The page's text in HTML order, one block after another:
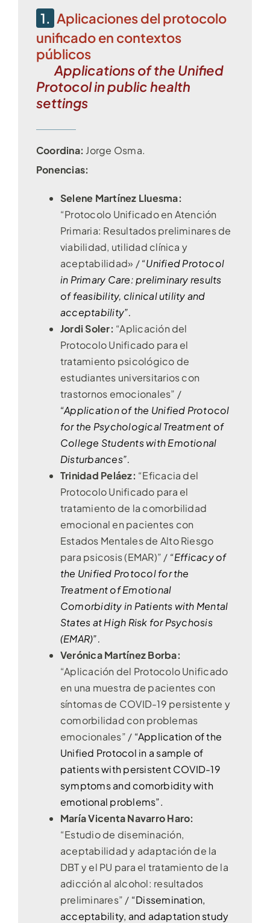
Contacto
1. Aplicaciones del protocolo
unificado en contextos
públicos
Applications of the Unified
Protocol in public health
settings
Coordina: Jorge Osma.
Ponencias:
Selene Martínez Lluesma:
“Protocolo Unificado en Atención
Primaria: Resultados preliminares de
viabilidad, utilidad clínica y
aceptabilidad» /“Unified Protocol
in Primary Care: preliminary results
of feasibility, clinical utility and
acceptability”.
Jordi Soler: “Aplicación del
Protocolo Unificado para el
tratamiento psicológico de
estudiantes universitarios con
trastornos emocionales” /
“Application of the Unified Protocol
for the Psychological Treatment of
College Students with Emotional
Disturbances”.
Trinidad Peláez: “Eficacia del
Protocolo Unificado para el
tratamiento de la comorbilidad
emocional en pacientes con
Estados Mentales de Alto Riesgo
para psicosis (EMAR)” / “Efficacy of
the Unified Protocol for the
Treatment of Emotional
Comorbidity in Patients with Mental
States at High Risk for Psychosis
(EMAR)”.
Verónica Martínez Borba:
“Aplicación del Protocolo Unificado
en una muestra de pacientes con
síntomas de COVID-19 persistente y
comorbilidad con problemas
emocionales” / “Application of the
Unified Protocol in a sample of
patients with persistent COVID-19
symptoms and comorbidity with
emotional problems”.
María Vicenta Navarro Haro:
“Estudio de diseminación,
aceptabilidad y adaptación de la
DBT y el PU para el tratamiento de la
adicción al alcohol: resultados
preliminares” / “Dissemination,
acceptability, and adaptation study